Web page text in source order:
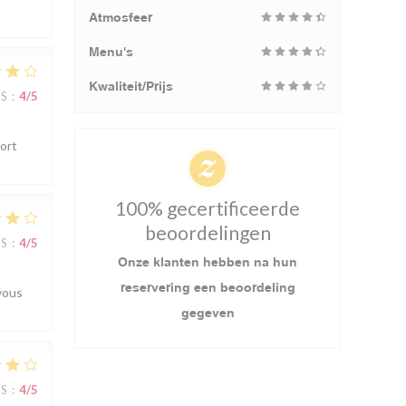
: 4/5
: 4/5
: 4/5
Atmosfeer
Menu's
Kwaliteit/Prijs
100% gecertificeerde
beoordelingen
Onze klanten hebben na hun
reservering een beoordeling
gegeven